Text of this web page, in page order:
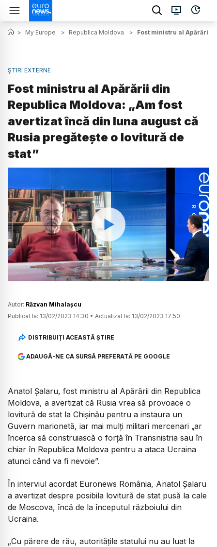
> My Europe > Republica Moldova > Fost ministru al Apărării
ȘTIRI EXTERNE
Fost ministru al Apărării din
Republica Moldova: „Am fost
avertizat încă din luna august că
Rusia pregătește o lovitură de
stat”
Watch
Autor: Răzvan Mihalașcu
Publicat la: 13/02/2023 14:30 • Actualizat la: 13/02/2023 17:50
DISTRIBUIȚI ACEASTĂ ȘTIRE
ADAUGĂ-NE CA SURSĂ PREFERATĂ PE GOOGLE
Anatol Șalaru, fost ministru al Apărării din Republica
Moldova, a avertizat că Rusia vrea să provoace o
lovitură de stat la Chișinău pentru a instaura un
Guvern marionetă, iar mai mulți militari mercenari „ar
încerca să construiască o forță în Transnistria sau în
chiar în Republica Moldova pentru a ataca Ucraina
atunci când va fi nevoie”.
În interviul acordat Euronews România, Anatol Șalaru
a avertizat despre posibila lovitură de stat pusă la cale
de Moscova, încă de la începutul războiului din
Ucraina.
„Cu părere de rău, autoritățile statului nu au luat la